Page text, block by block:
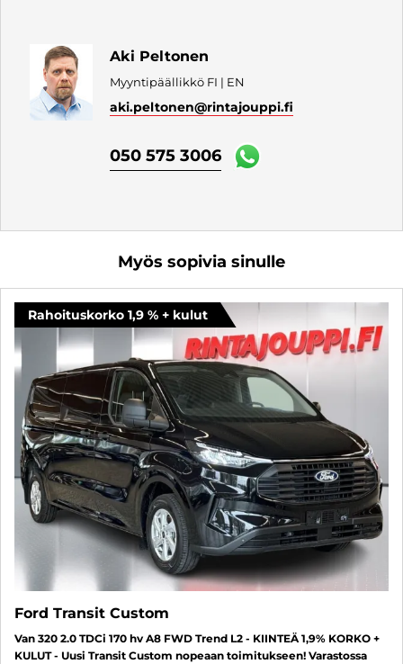
Aki Peltonen
Myyntipäällikkö FI | EN
aki.peltonen@rintajouppi.fi
050 575 3006
Myös sopivia sinulle
Rahoituskorko 1,9 % + kulut
Ford Transit Custom
Van 320 2.0 TDCi 170 hv A8 FWD Trend L2 - KIINTEÄ 1,9% KORKO +
KULUT - Uusi Transit Custom nopeaan toimitukseen! Varastossa